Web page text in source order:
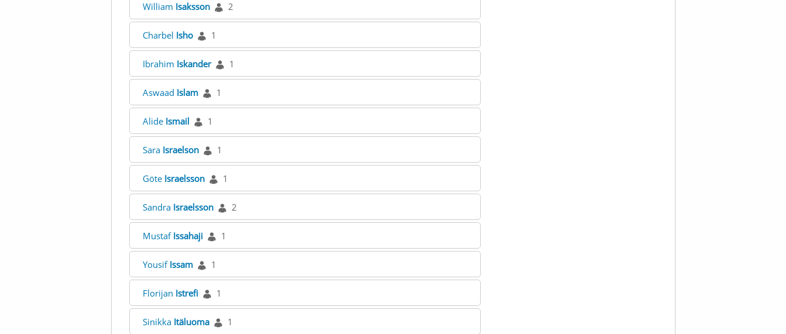
William Isaksson 2
Charbel Isho 1
Ibrahim Iskander 1
Aswaad Islam 1
Alide Ismail 1
Sara Israelson 1
Göte Israelsson 1
Sandra Israelsson 2
Mustaf Issahaji 1
Yousif Issam 1
Florijan Istrefi 1
Sinikka Itäluoma 1